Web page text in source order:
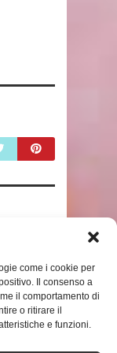
come i cookie per
Il consenso a
il comportamento di
o ritirare il
e funzioni.